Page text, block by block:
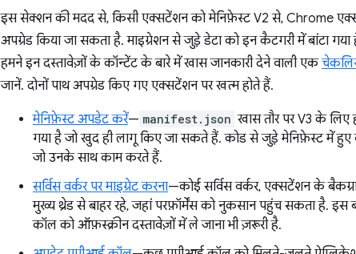
इस सेक्शन की मदद से, किसी एक्सटेंशन को मेनिफ़ेस्ट V2 से, Chrome
अपग्रेड किया जा सकता है. माइग्रेशन से जुड़े डेटा को इन कैटगरी में
हमने इन दस्तावेज़ों के कॉन्टेंट के बारे में खास जानकारी देने वाली एक
जानें. दोनों पाथ अपग्रेड किए गए एक्सटेंशन पर खत्म होते हैं.
मेनिफ़ेस्ट अपडेट करें— manifest.json खास तौर पर V3 के लिए
गया है जो खुद ही लागू किए जा सकते हैं. कोड से जुड़े मेनिफ़ेस्ट में हुए
जो उनके साथ काम करते हैं.
सर्विस वर्कर पर माइग्रेट करना—कोई सर्विस वर्कर, एक्सटेंशन के
मुख्य थ्रेड से बाहर रहे, जहां परफ़ॉर्मेंस को नुकसान पहुंच सकता है.
कॉल को ऑफ़स्क्रीन दस्तावेज़ों में ले जाना भी ज़रूरी है.